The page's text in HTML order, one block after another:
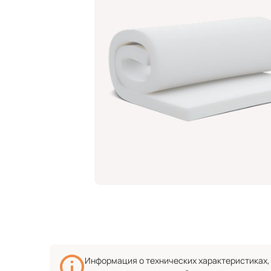
Информация о технических